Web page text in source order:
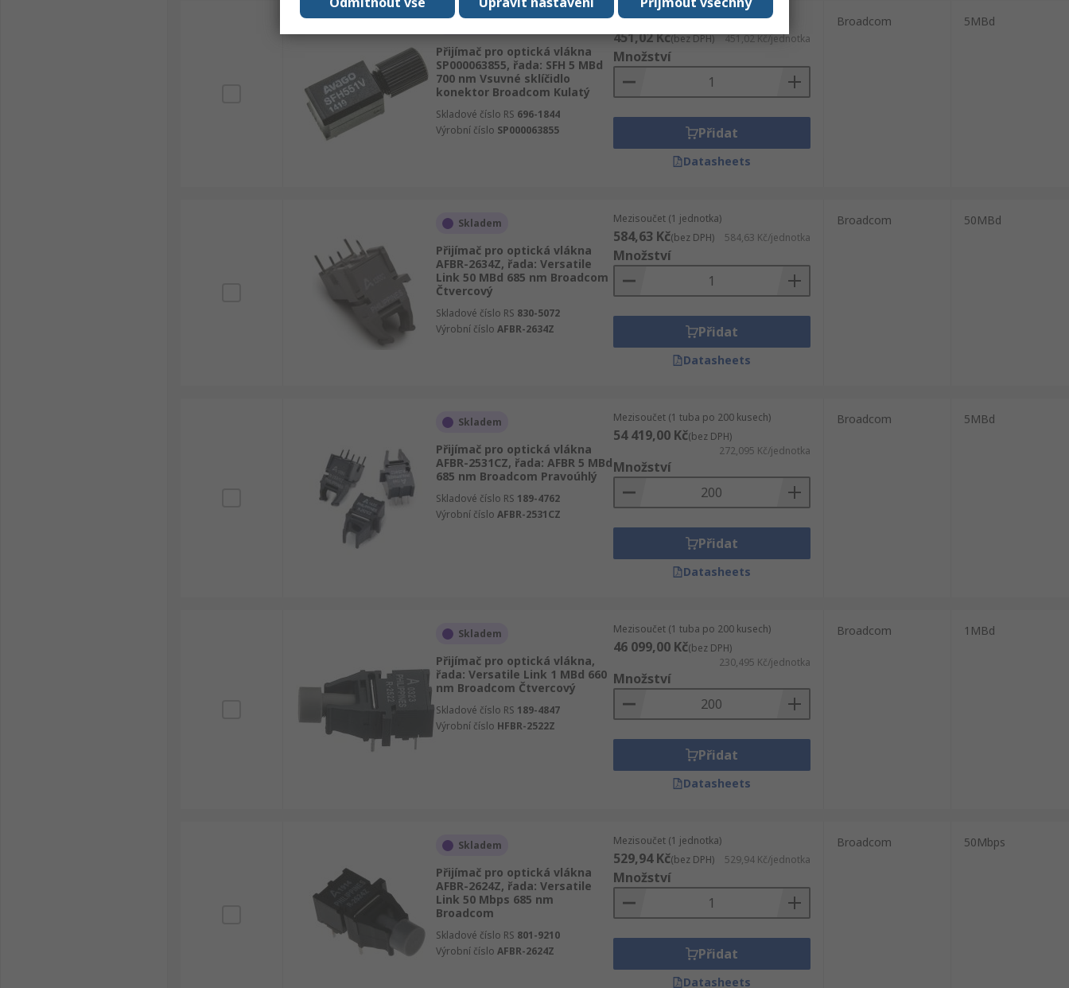
Přijímač pro optická vlákna
SP000063855, řada: SFH 5 MBd
700 nm Vsuvné sklíčidlo
konektor Broadcom Kulatý
Skladové číslo RS 696-1844
Výrobní číslo SP000063855
Mezisoučet (1 jednotka)
451,02 Kč(bez DPH) 451,02 Kč/jednotka
Množství
Přidat
Datasheets
Broadcom 5MBd
Skladem
Přijímač pro optická vlákna
AFBR-2634Z, řada: Versatile
Link 50 MBd 685 nm Broadcom
Čtvercový
Skladové číslo RS 830-5072
Výrobní číslo AFBR-2634Z
Mezisoučet (1 jednotka)
584,63 Kč(bez DPH) 584,63 Kč/jednotka
Množství
Přidat
Datasheets
Broadcom 50MBd
Skladem
Přijímač pro optická vlákna
AFBR-2531CZ, řada: AFBR 5 MBd
685 nm Broadcom Pravoúhlý
Skladové číslo RS 189-4762
Výrobní číslo AFBR-2531CZ
Mezisoučet (1 tuba po 200 kusech)
54 419,00 Kč(bez DPH)
272,095 Kč/jednotka
Množství
Přidat
Datasheets
Broadcom 5MBd
Skladem
Přijímač pro optická vlákna,
řada: Versatile Link 1 MBd 660
nm Broadcom Čtvercový
Skladové číslo RS 189-4847
Výrobní číslo HFBR-2522Z
Mezisoučet (1 tuba po 200 kusech)
46 099,00 Kč(bez DPH)
230,495 Kč/jednotka
Množství
Přidat
Datasheets
Broadcom 1MBd
Skladem
Přijímač pro optická vlákna
AFBR-2624Z, řada: Versatile
Link 50 Mbps 685 nm
Broadcom
Skladové číslo RS 801-9210
Výrobní číslo AFBR-2624Z
Mezisoučet (1 jednotka)
529,94 Kč(bez DPH) 529,94 Kč/jednotka
Množství
Přidat
Datasheets
Broadcom 50Mbps